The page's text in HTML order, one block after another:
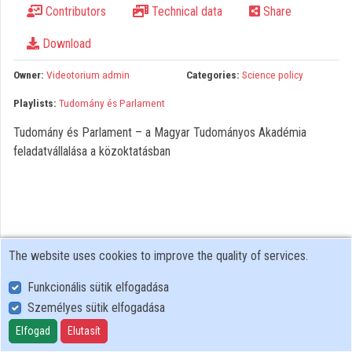
Organizations
Contributors
Contributors Technical data Share
Download
Owner: Videotorium admin Categories: Science policy
Playlists: Tudomány és Parlament
Tudomány és Parlament – a Magyar Tudományos Akadémia
feladatvállalása a közoktatásban
User Policy
Adatkezelési tájékoztató (en)
Cookie Policy
The website uses cookies to improve the quality of services.
Funkcionális sütik elfogadása
Személyes sütik elfogadása
Elfogad Elutasít